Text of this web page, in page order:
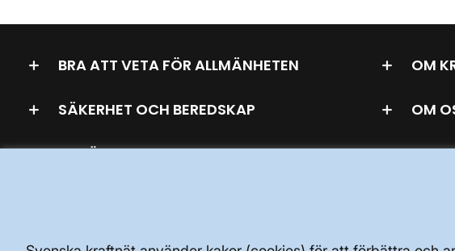
BRA ATT VETA FÖR ALLMÄNHETEN OM
SÄKERHET OCH BEREDSKAP OM
AKTÖRSPORTALEN